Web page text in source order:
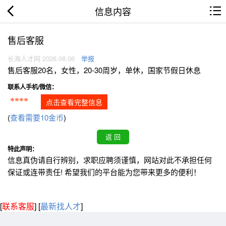
信息内容
售后客服
长海人才网 2026.08.06 举报
售后客服20名，女性，20-30周岁，单休，国家节假日休息
联系人手机/微信：
**** 点击查看完整信息
(查看需要10金币)
特此声明：
信息真伪请自行辨别，求职应聘须谨慎，网站对此不承担任何
保证或连带责任! 希望我们的平台能为您带来更多的便利！
[联系客服] [最新找人才]